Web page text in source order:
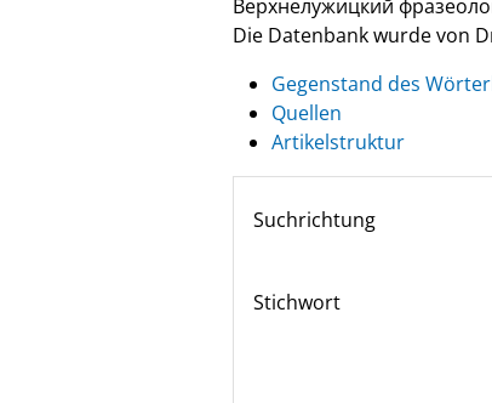
Верхнелужицкий
Die Datenbank wurde von
Gegenstand des
Quellen
Artikelstruktur
Suchrichtung
Stichwort